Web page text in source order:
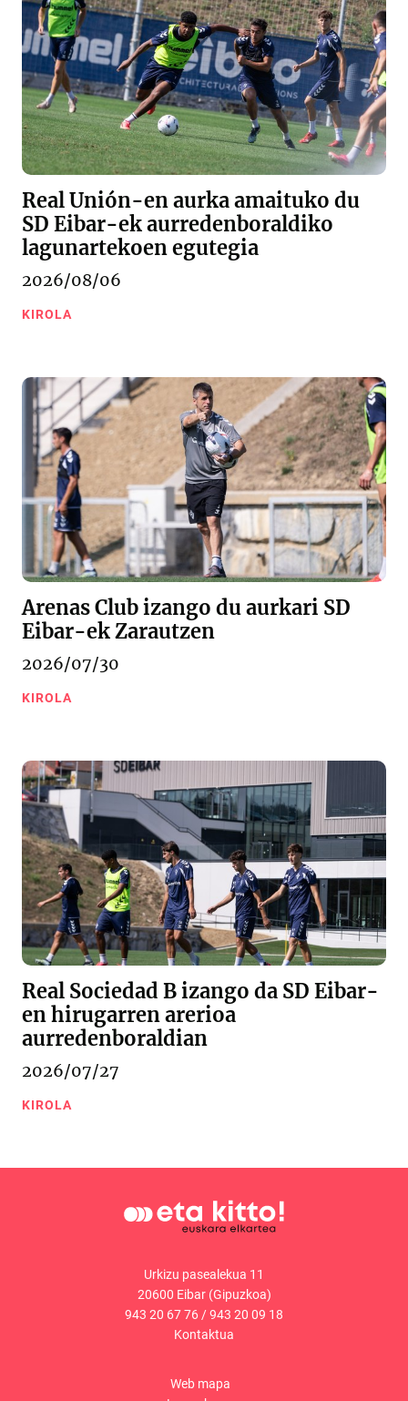
Real Unión-en aurka amaituko du
SD Eibar-ek aurredenboraldiko
lagunartekoen egutegia
2026/08/06
KIROLA
Arenas Club izango du aurkari SD
Eibar-ek Zarautzen
2026/07/30
KIROLA
Real Sociedad B izango da SD Eibar-
en hirugarren arerioa
aurredenboraldian
2026/07/27
KIROLA
Urkizu pasealekua 11
20600 Eibar (Gipuzkoa)
943 20 67 76/943 20 09 18
Kontaktua
Web mapa